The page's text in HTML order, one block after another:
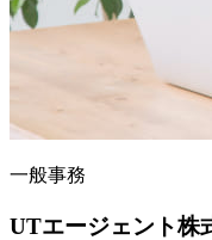
一般事務
UTエージェント株